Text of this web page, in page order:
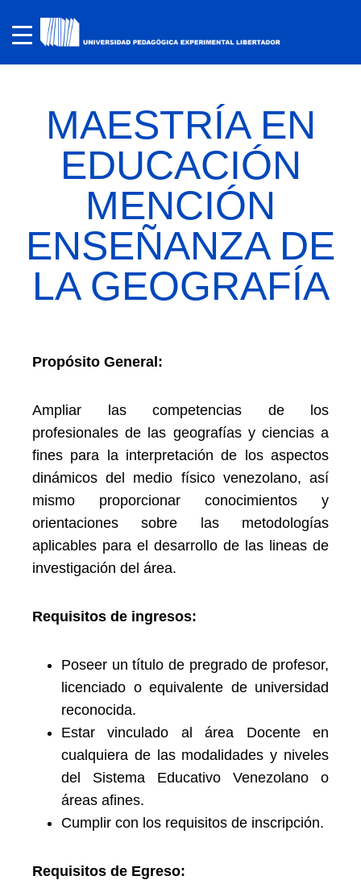
MAESTRÍA EN
EDUCACIÓN
MENCIÓN
ENSEÑANZA DE
LA GEOGRAFÍA
Propósito General:
Ampliar las competencias de los
profesionales de las geografías y ciencias a
fines para la interpretación de los aspectos
dinámicos del medio físico venezolano, así
mismo proporcionar conocimientos y
orientaciones sobre las metodologías
aplicables para el desarrollo de las lineas de
investigación del área.
Requisitos de ingresos:
Poseer un título de pregrado de profesor,
licenciado o equivalente de universidad
reconocida.
Estar vinculado al área Docente en
cualquiera de las modalidades y niveles
del Sistema Educativo Venezolano o
áreas afines.
Cumplir con los requisitos de inscripción.
Requisitos de Egreso: